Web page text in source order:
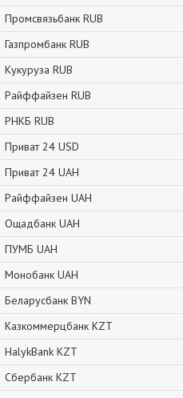
Промсвязьбанк RUB
Газпромбанк RUB
Кукуруза RUB
Райффайзен RUB
РНКБ RUB
Приват 24 USD
Приват 24 UAH
Райффайзен UAH
Ощадбанк UAH
ПУМБ UAH
Монобанк UAH
Беларусбанк BYN
Казкоммерцбанк KZT
HalykBank KZT
Сбербанк KZT